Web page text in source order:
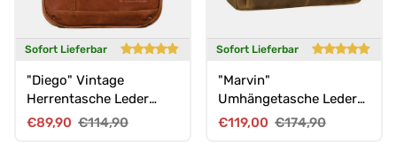
Sofort Lieferbar
"Diego" Vintage
Herrentasche Leder
klein
Verkaufspreis
€89,90 Normaler Preis
€114,90
Sofort Lieferbar
"Marvin"
Umhängetasche Leder
Groß 15.6 Zoll
Verkaufspreis
€119,00 Normaler Preis
€174,90